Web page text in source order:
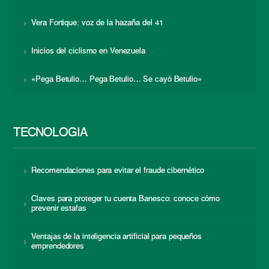
Vera Fortique: voz de la hazaña del 41
Inicios del ciclismo en Venezuela
«Pega Betulio… Pega Betulio… Se cayó Betulio»
TECNOLOGÍA
Recomendaciones para evitar el fraude cibernético
Claves para proteger tu cuenta Banesco: conoce cómo
prevenir estafas
Ventajas de la inteligencia artificial para pequeños
emprendedores